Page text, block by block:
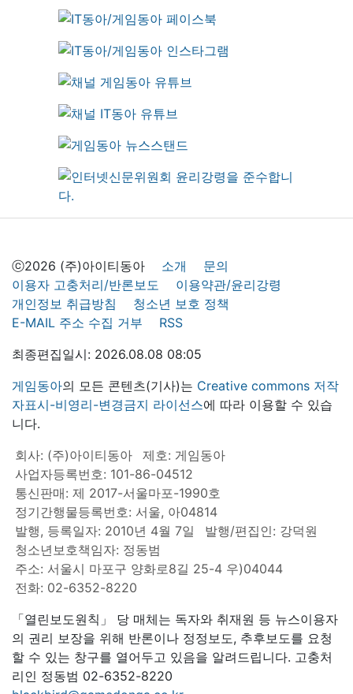
ⓒ2026 (주)아이티동아 소개
문의
이용자 고충처리/반론보도
이용약관/윤리강령
개인정보 취급방침
청소년 보호 정책
E-MAIL 주소 수집 거부
RSS
최종편집일시: 2026.08.08 08:05
게임동아의 모든 콘텐츠(기사)는 Creative commons 저작
자표시-비영리-변경금지 라이선스에 따라 이용할 수 있습
니다.
회사: (주)아이티동아
제호: 게임동아
사업자등록번호: 101-86-04512
통신판매: 제 2017-서울마포-1990호
정기간행물등록번호: 서울, 아04814
발행, 등록일자: 2010년 4월 7일
발행/편집인: 강덕원
청소년보호책임자: 정동범
주소: 서울시 마포구 양화로8길 25-4 우)04044
전화: 02-6352-8220
「열린보도원칙」 당 매체는 독자와 취재원 등 뉴스이용자
의 권리 보장을 위해 반론이나 정정보도, 추후보도를 요청
할 수 있는 창구를 열어두고 있음을 알려드립니다. 고충처
리인 정동범 02-6352-8220